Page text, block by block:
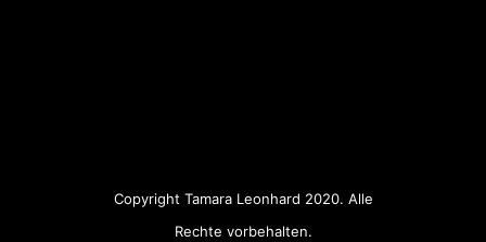
Copyright Tamara Leonhard 2020. Alle
Rechte vorbehalten.